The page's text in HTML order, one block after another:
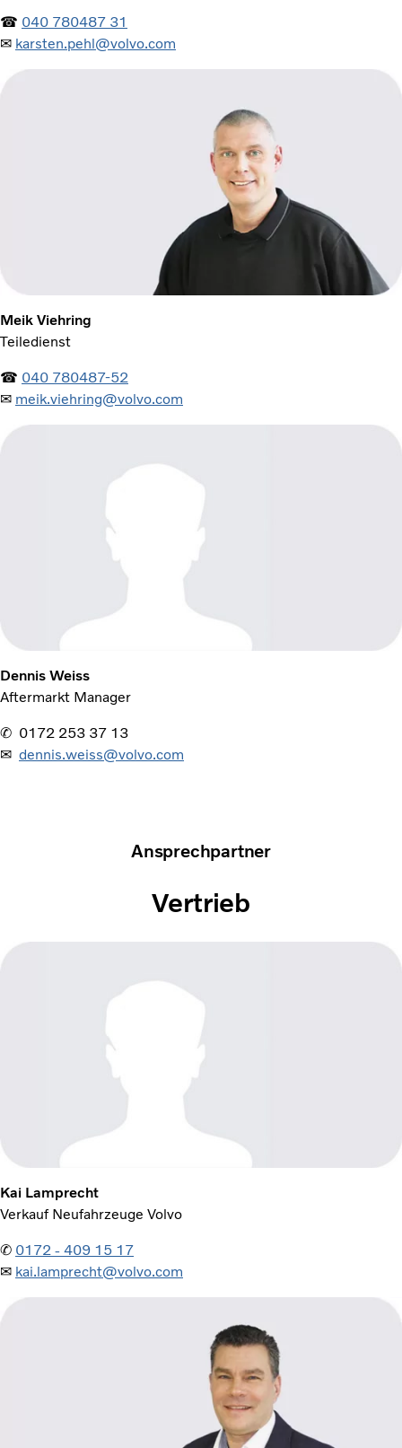
☎ 040 780487 31
✉ karsten.pehl@volvo.com
Meik Viehring
Teiledienst
☎ 040 780487-52
✉ meik.viehring@volvo.com
Dennis Weiss
Aftermarkt Manager
✆ 0172 253 37 13
✉ dennis.weiss@volvo.com
Ansprechpartner
Vertrieb
Kai Lamprecht
Verkauf Neufahrzeuge Volvo
✆ 0172 - 409 15 17
✉ kai.lamprecht@volvo.com